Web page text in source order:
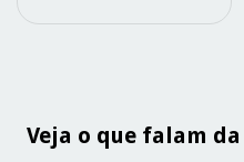
Veja o que falam